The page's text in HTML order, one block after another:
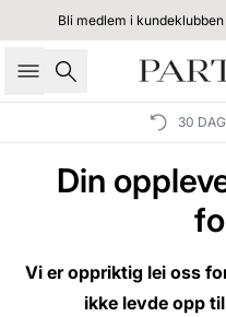
Bli medlem i
Søk
30
Din
Vi er oppriktig lei oss
ikke levde opp